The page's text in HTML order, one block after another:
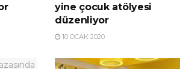
yine çocuk atölyesi
düzenliyor
10 OCAK 2020